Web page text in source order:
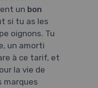
un bon
si tu as les
oignons. Tu
un amorti
à ce tarif, et
la vie de
marques